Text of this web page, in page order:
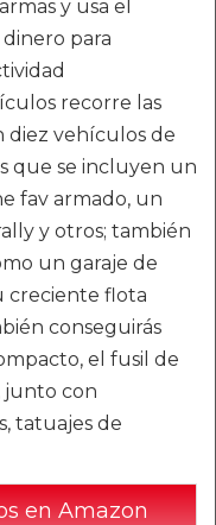
y usa el
para
recorre las
diez vehículos de
que se incluyen un
fav armado, un
y otros; también
un garaje de
creciente flota
conseguirás
el fusil de
junto con
tatuajes de
en Amazon